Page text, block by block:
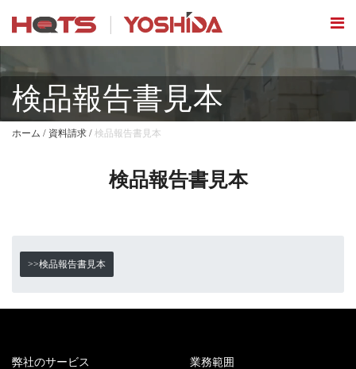
検品報告書見本
ホーム / 資料請求 / 検品報告書見本
検品報告書見本
>>検品報告書見本
弊社のサービス 業務範囲